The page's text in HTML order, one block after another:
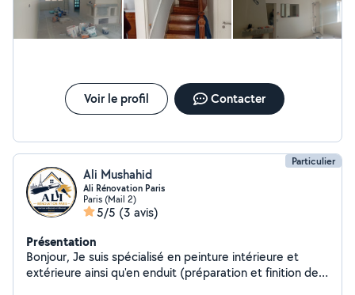
pose porte et fenêtre Plomberie : Installation et
dépannage. SDB et sdd Bricolage général : Pour tous
on referra appelle à lui pour d'autre au chose a faire dans notre
appartement.
Voir le profil Contacter
Particulier
Ali Mushahid
Ali Rénovation Paris
Paris (Mail 2)
5/5 (3 avis)
Présentation
Bonjour, Je suis spécialisé en peinture intérieure et
extérieure ainsi qu'en enduit (préparation et finition des